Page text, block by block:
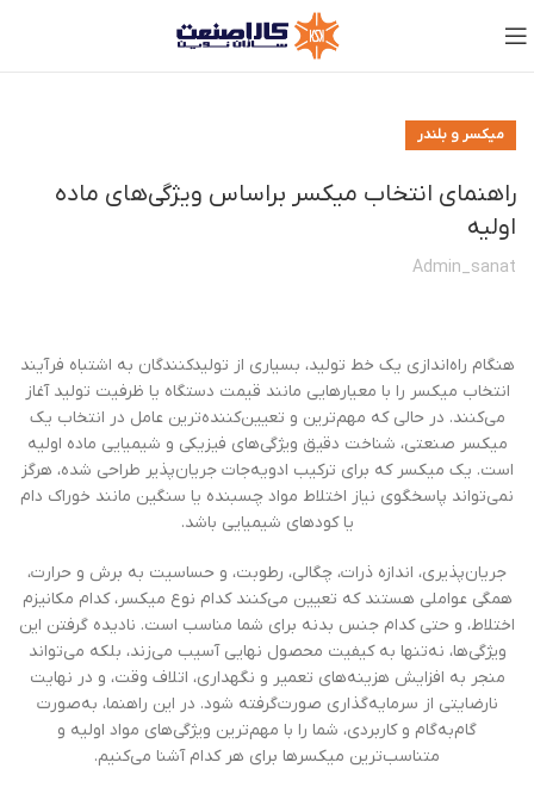
میکسر و بلندر
راهنمای انتخاب میکسر براساس ویژگی‌های ماده
اولیه
Admin_sanat
هنگام راه‌اندازی یک خط تولید، بسیاری از تولیدکنندگان به اشتباه فرآیند
انتخاب میکسر را با معیارهایی مانند قیمت دستگاه یا ظرفیت تولید آغاز
می‌کنند. در حالی که مهم‌ترین و تعیین‌کننده‌ترین عامل در انتخاب یک
میکسر صنعتی، شناخت دقیق ویژگی‌های فیزیکی و شیمیایی ماده اولیه
است. یک میکسر که برای ترکیب ادویه‌جات جریان‌پذیر طراحی شده، هرگز
نمی‌تواند پاسخگوی نیاز اختلاط مواد چسبنده یا سنگین مانند خوراک دام
یا کودهای شیمیایی باشد.
جریان‌پذیری، اندازه ذرات، چگالی، رطوبت، و حساسیت به برش و حرارت،
همگی عواملی هستند که تعیین می‌کنند کدام نوع میکسر، کدام مکانیزم
اختلاط، و حتی کدام جنس بدنه برای شما مناسب است. نادیده گرفتن این
ویژگی‌ها، نه‌تنها به کیفیت محصول نهایی آسیب می‌زند، بلکه می‌تواند
منجر به افزایش هزینه‌های تعمیر و نگهداری، اتلاف وقت، و در نهایت
نارضایتی از سرمایه‌گذاری صورت‌گرفته شود. در این راهنما، به‌صورت
گام‌به‌گام و کاربردی، شما را با مهم‌ترین ویژگی‌های مواد اولیه و
متناسب‌ترین میکسرها برای هر کدام آشنا می‌کنیم.